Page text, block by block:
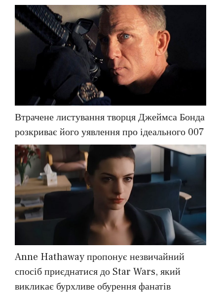
Втрачене листування творця Джеймса Бонда
розкриває його уявлення про ідеального 007
Anne Hathaway пропонує незвичайний
спосіб приєднатися до Star Wars, який
викликає бурхливе обурення фанатів